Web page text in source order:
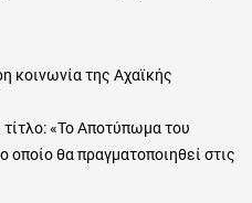
κοινωνία της Αχαϊκής
«Το Αποτύπωμα του
θα πραγματοποιηθεί στις